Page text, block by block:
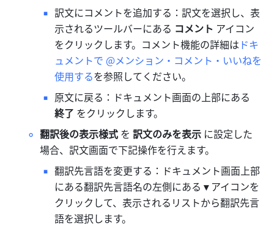
訳文にコメントを追加する：訳文を選択し、表
示されるツールバーにある コメント アイコン
をクリックします。コメント機能の詳細は ドキ
ュメントで @メンション・コメント・いいねを
使用するを参照してください。
原文に戻る：ドキュメント画面の上部にある
終了 をクリックします。
翻訳後の表示様式 を 訳文のみを表示 に設定した
場合、訳文画面で下記操作を行えます。
翻訳先言語を変更する：ドキュメント画面上部
にある翻訳先言語名の左側にある ▾ アイコンを
クリックして、表示されるリストから翻訳先言
語を選択します。